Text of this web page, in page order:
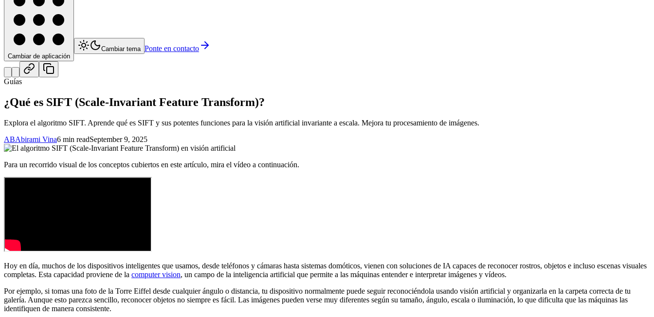
Cambiar de aplicación
Cambiar tema Ponte en contacto
Guías
¿Qué es SIFT (Scale-Invariant Feature Transform)?
Explora el algoritmo SIFT. Aprende qué es SIFT y sus potentes funciones para la visión artificial invariante a escala. Mejora tu procesamiento de imágenes.
ABAbirami Vina6 min readSeptember 9, 2025
Para un recorrido visual de los conceptos cubiertos en este artículo, mira el vídeo a continuación.
Hoy en día, muchos de los dispositivos inteligentes que usamos, desde teléfonos y cámaras hasta sistemas domóticos, vienen con soluciones de IA capaces de reconocer rostros, objetos e incluso escenas visuales
completas. Esta capacidad proviene de la computer vision, un campo de la inteligencia artificial que permite a las máquinas entender e interpretar imágenes y vídeos.
Por ejemplo, si tomas una foto de la Torre Eiffel desde cualquier ángulo o distancia, tu dispositivo normalmente puede seguir reconociéndola usando visión artificial y organizarla en la carpeta correcta de tu
galería. Aunque esto parezca sencillo, reconocer objetos no siempre es fácil. Las imágenes pueden verse muy diferentes según su tamaño, ángulo, escala o iluminación, lo que dificulta que las máquinas las
identifiquen de manera consistente.